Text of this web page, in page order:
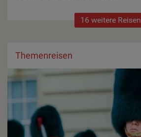
16 weitere Reisen
Themenreisen